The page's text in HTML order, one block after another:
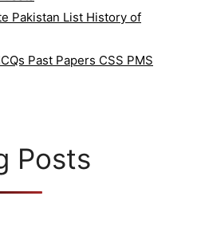
Pakistan List History of
Past Papers CSS PMS
Posts